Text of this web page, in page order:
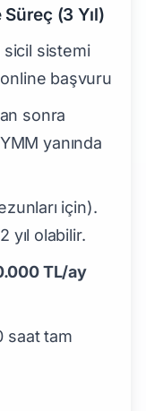
(3 Yıl)
sicil sistemi
başvuru
sonra
yanında
için).
yıl olabilir.
TL/ay
saat tam